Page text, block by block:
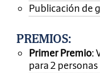
Publicación de
PREMIOS:
Primer Premio:
para 2 personas